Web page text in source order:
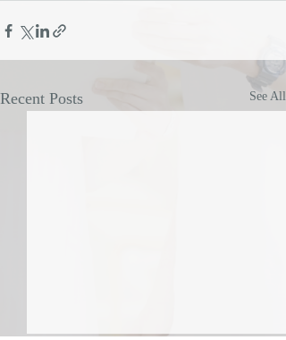
Recent Posts See All